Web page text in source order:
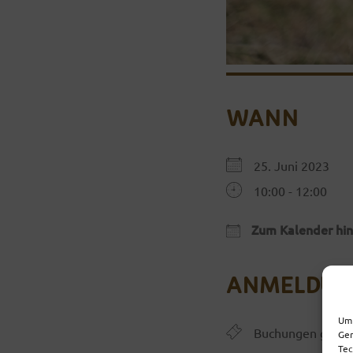
WANN
25. Juni 2023
10:00 - 12:00
Zum Kalender
Buchungen